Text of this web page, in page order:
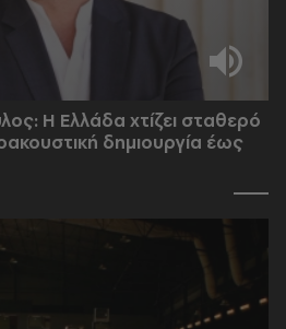
Η Ελλάδα χτίζει σταθερό
δημιουργία έως